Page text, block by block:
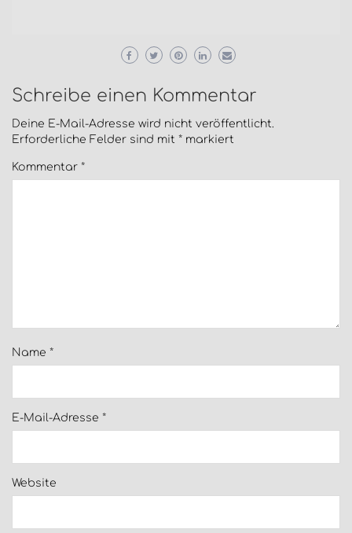
Schreibe einen Kommentar
Deine E-Mail-Adresse wird nicht veröffentlicht.
Erforderliche Felder sind mit * markiert
Kommentar *
Name *
E-Mail-Adresse *
Website